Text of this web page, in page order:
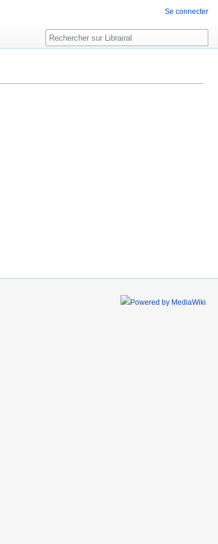
Se connecter
Rechercher